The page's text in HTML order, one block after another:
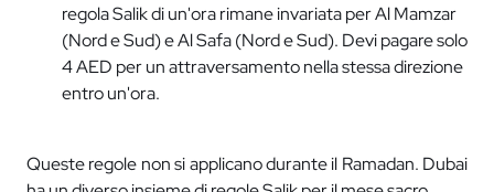
regola Salik di un'ora rimane invariata per Al Mamzar
(Nord e Sud) e Al Safa (Nord e Sud). Devi pagare solo
4 AED per un attraversamento nella stessa direzione
entro un'ora.
Queste regole non si applicano durante il Ramadan. Dubai